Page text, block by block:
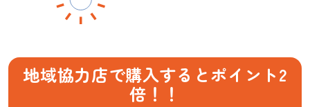
地域協力店で購入するとポイント2
倍！！